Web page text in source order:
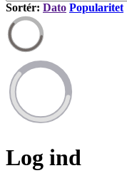
Sortér: Dato Popularitet
Log ind